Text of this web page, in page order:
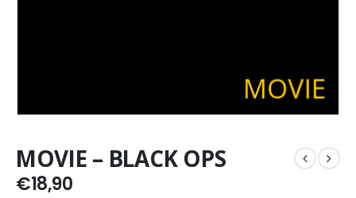
MOVIE – BLACK OPS
€18,90